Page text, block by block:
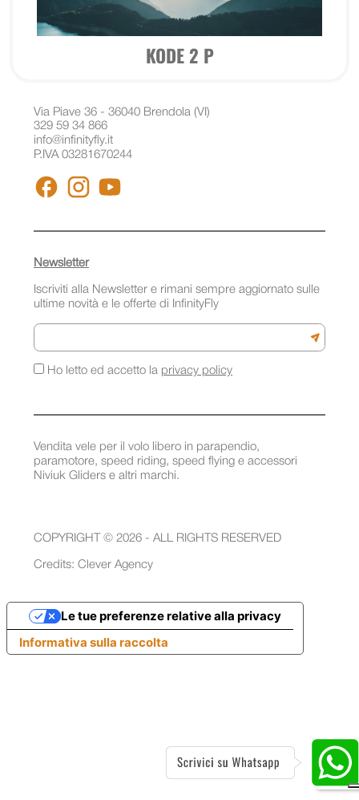
KODE 2 P
Via Piave 36 - 36040 Brendola (VI)
329 59 34 866
info@infinityfly.it
P.IVA 03281670244
FACEBOOKINSTAGRAM
Vendita vele per il volo libero in parapendio,
paramotore, speed riding, speed flying e accessori
Niviuk Gliders e altri marchi.
Newsletter
Iscriviti alla Newsletter e rimani sempre aggiornato sulle
ultime novità e le offerte di InfinityFly
Email
Iscriviti
Ho letto ed accetto la privacy policy
COPYRIGHT © 2026 - ALL RIGHTS RESERVED
Credits: Clever Agency
Informativa sulla raccolta
Le tue preferenze relative alla privacy